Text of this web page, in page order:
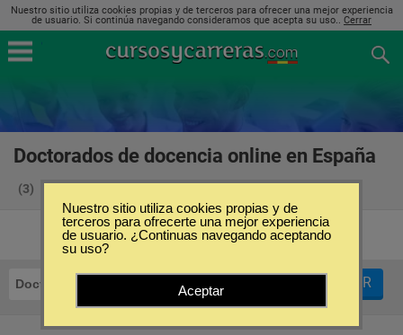
Nuestro sitio utiliza cookies propias y de terceros para ofrecer una mejor experiencia
de usuario. Si continúa navegando consideramos que acepta su uso.. Cerrar
Doctorados de docencia online en España
(3)
Doctorados Docencia FILTRAR
Nuestro sitio utiliza cookies propias y de
terceros para ofrecerte una mejor experiencia
de usuario. ¿Continuas navegando aceptando
su uso?
Aceptar